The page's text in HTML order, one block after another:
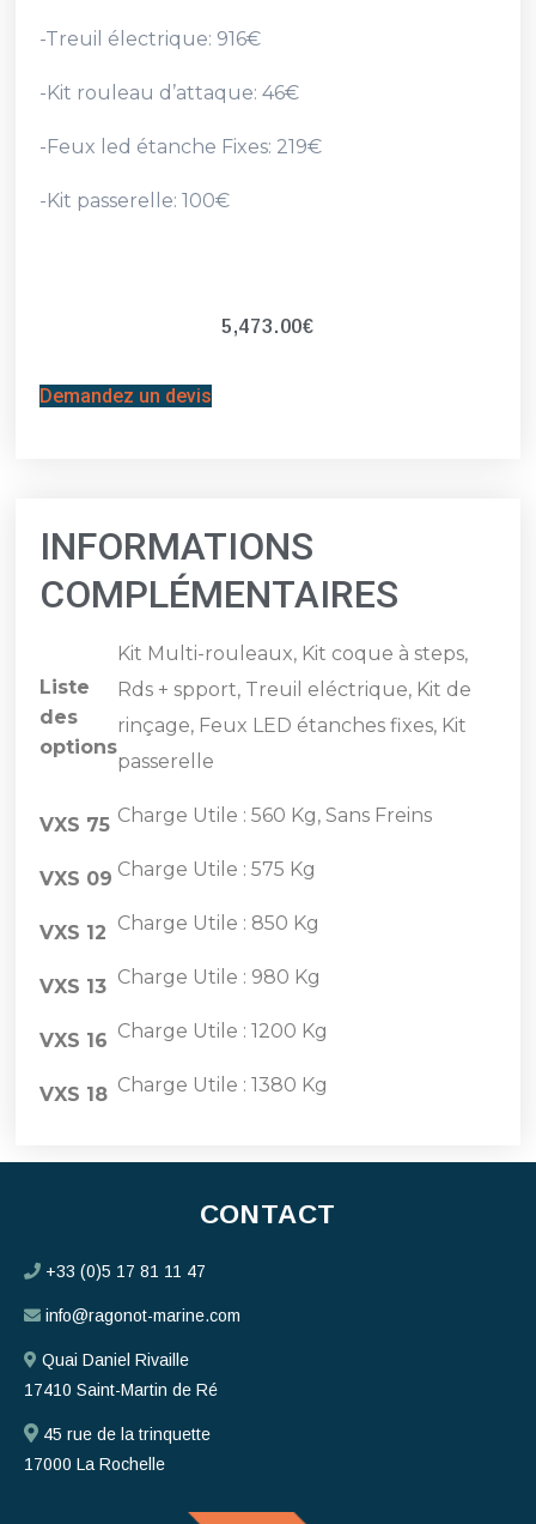
-Treuil électrique: 916€
-Kit rouleau d’attaque: 46€
-Feux led étanche Fixes: 219€
-Kit passerelle: 100€
5,473.00€
Demandez un devis
INFORMATIONS
COMPLÉMENTAIRES
Liste
des
options
Kit Multi-rouleaux, Kit coque à steps,
Rds + spport, Treuil eléctrique, Kit de
rinçage, Feux LED étanches fixes, Kit
passerelle
VXS 75 Charge Utile : 560 Kg, Sans Freins
VXS 09 Charge Utile : 575 Kg
VXS 12 Charge Utile : 850 Kg
VXS 13 Charge Utile : 980 Kg
VXS 16 Charge Utile : 1200 Kg
VXS 18 Charge Utile : 1380 Kg
CONTACT
+33 (0)5 17 81 11 47
info@ragonot-marine.com
Quai Daniel Rivaille
17410 Saint-Martin de Ré
45 rue de la trinquette
17000 La Rochelle